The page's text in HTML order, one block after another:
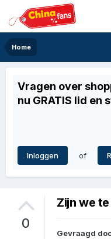
Home
Vragen over
nu GRATIS lid en
Inloggen of
0
Zijn we
Gevraagd